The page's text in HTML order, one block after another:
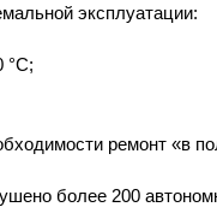
эксплуатации:
°C;
ремонт «в
более 200